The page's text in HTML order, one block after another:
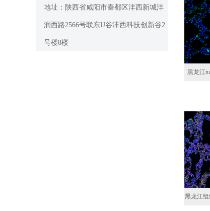
地址：陕西省咸阳市秦都区沣西新城沣
润西路2566号联东U谷沣西科技创新谷2
号楼8楼
黑龙江
黑龙江